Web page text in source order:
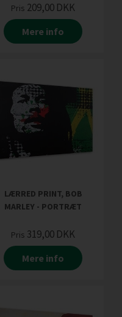
Pris 209,00 DKK
Mere info
LÆRRED PRINT, BOB
MARLEY - PORTRÆT
Pris 319,00 DKK
Mere info